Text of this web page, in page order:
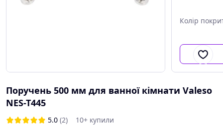
Колір
Поручень 500 мм для ванної кімнати Valeso
NES-T445
5.0 (2) 10+ купили